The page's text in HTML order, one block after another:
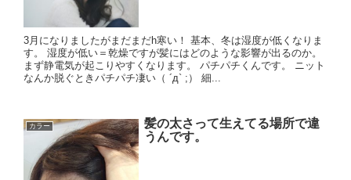
3月になりましたがまだまだh寒い！ 基本、冬は湿度が低くなりま
す。 湿度が低い＝乾燥ですが髪にはどのような影響が出るのか。
まず静電気が起こりやすくなります。 パチパチくんです。 ニット
なんか脱ぐときパチパチ凄い（ ´д` ;） 細...
カラー
髪の太さって生えてる場所で違
うんです。